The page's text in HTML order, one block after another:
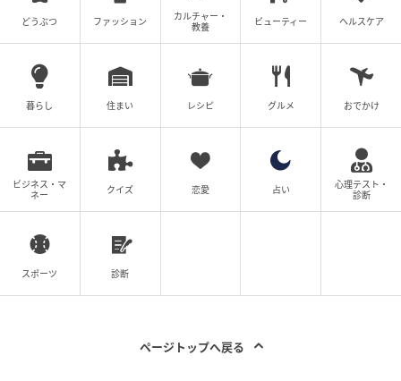
どうぶつ ファッション
カルチャー・
教養
ビューティー ヘルスケア
暮らし 住まい レシピ グルメ おでかけ
ビジネス・マ
ネー
クイズ 恋愛 占い
心理テスト・
診断
スポーツ 診断
ページトップへ戻る